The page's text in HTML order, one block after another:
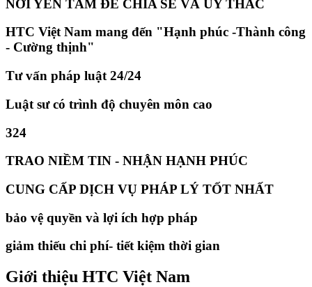
NƠI YÊN TÂM ĐỂ CHIA SẺ VÀ ỦY THÁC
HTC Việt Nam mang đến "Hạnh phúc -Thành công
- Cường thịnh"
Tư vấn pháp luật 24/24
Luật sư có trình độ chuyên môn cao
324
TRAO NIỀM TIN - NHẬN HẠNH PHÚC
CUNG CẤP DỊCH VỤ PHÁP LÝ TỐT NHẤT
bảo vệ quyền và lợi ích hợp pháp
giảm thiếu chi phí- tiết kiệm thời gian
Giới thiệu HTC Việt Nam